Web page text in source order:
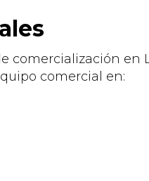
comercialización en
comercial en: